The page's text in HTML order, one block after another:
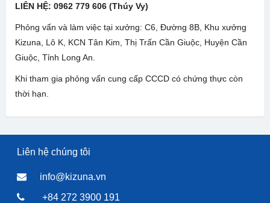
LIÊN HỆ: 0962 779 606 (Thúy Vy)
Phỏng vấn và làm việc tại xưởng: C6, Đường 8B, Khu xưởng
Kizuna, Lô K, KCN Tân Kim, Thị Trấn Cần Giuộc, Huyện Cần
Giuộc, Tỉnh Long An.
Khi tham gia phỏng vấn cung cấp CCCD có chứng thực còn
thời hạn.
Liên hệ chúng tôi
info@kizuna.vn
+84 272 3900 191